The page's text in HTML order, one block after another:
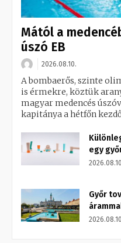
Mától a
úszó EB
2026.08.10.
A bombaerős, szinte
is érmekre, köztük
magyar medencés
kapitánya a hétfőn
egy
Győr